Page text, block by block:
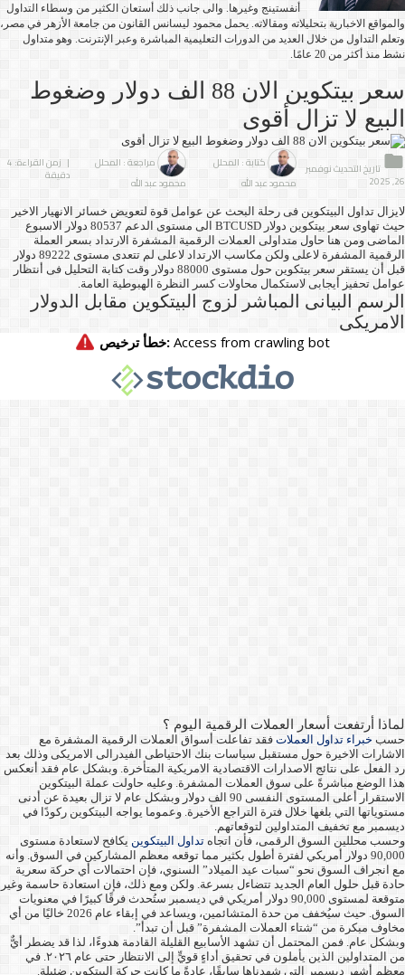
أنفستينج وغيرها. والى جانب ذلك أستعان الكثير من وسطاء التداول
والمواقع الاخبارية بتحليلاته ومقالاته. يحمل محمود ليسانس القانون من جامعة الأزهر في مصر،
وتعلم التداول من خلال العديد من الدورات التعليمية المباشرة وعبر الإنترنت. وهو متداول
نشط منذ أكثر من 20 عامًا.
سعر بيتكوين الان 88 الف دولار وضغوط
البيع لا تزال أقوى
تاريخ التحديث نوفمبر
26, 2025
كتابة : المحلل
محمود عبد الله
مراجعة : المحلل
محمود عبد الله
| زمن القراءة: 4
دقيقة
لايزال تداول البيتكوين فى رحلة البحث عن عوامل قوة لتعويض خسائر الانهيار الاخير
حيث تهاوى سعر بيتكوين دولار BTCUSD الى مستوى الدعم 80537 دولار الاسبوع
الماضى ومن هنا حاول متداولى العملات الرقمية المشفرة الارتداد بسعر العملة
الرقمية المشفرة لاعلى ولكن مكاسب الارتداد لاعلى لم تتعدى مستوى 89222 دولار
قبل أن يستقر سعر بيتكوين حول مستوى 88000 دولار وقت كتابة التحليل فى أنتظار
عوامل تحفيز أيجابى لاستكمال محاولات كسر النظرة الهبوطية العامة.
الرسم البيانى المباشر لزوج البيتكوين مقابل الدولار
الامريكى
لماذا أرتفعت أسعار العملات الرقمية اليوم ؟
حسب خبراء تداول العملات فقد تفاعلت أسواق العملات الرقمية المشفرة مع
الاشارات الاخيرة حول مستقبل سياسات بنك الاحتياطى الفيدرالى الامريكى وذلك بعد
رد الفعل على نتائج الاصدارات الاقتصادية الامريكية المتأخرة. وبشكل عام فقد أنعكس
هذا الوضع مباشرةً على سوق العملات المشفرة. وعليه حاولت عملة البيتكوين
الاستقرار أعلى المستوى النفسى 90 الف دولار وبشكل عام لا تزال بعيدة عن أدنى
مستوياتها التي بلغها خلال فترة التراجع الأخيرة. وعموما يواجه البيتكوين ركودًا في
ديسمبر مع تخفيف المتداولين لتوقعاتهم.
وحسب محللين السوق الرقمى، فأن اتجاه تداول البيتكوين يكافح لاستعادة مستوى
90,000 دولار أمريكي لفترة أطول بكثير مما توقعه معظم المشاركين في السوق. وأنه
مع انجراف السوق نحو “سبات عيد الميلاد” السنوي، فإن احتمالات أي حركة سعرية
حادة قبل حلول العام الجديد تتضاءل بسرعة. ولكن ومع ذلك، فإن استعادة حاسمة وغير
متوقعة لمستوى 90,000 دولار أمريكي في ديسمبر ستُحدث فرقًا كبيرًا في معنويات
السوق. حيث سيُخفف من حدة المتشائمين، ويساعد في إبقاء عام 2026 خاليًا من أي
مخاوف مبكرة من “شتاء العملات المشفرة” قبل أن تبدأ”.
وبشكل عام. فمن المحتمل أن تشهد الأسابيع القليلة القادمة هدوءًا، لذا قد يضطر أيٌّ
من المتداولين الذين يأملون في تحقيق أداءٍ قويٍّ إلى الانتظار حتى عام ٢٠٢٦. في
معظم أشهر ديسمبر التي شهدناها سابقًا، عادةً ما كانت حركة البيتكوين ضئيلة.